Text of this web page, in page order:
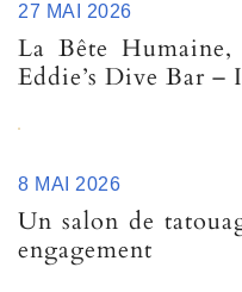
27 MAI 2026
La Bête
Eddie’s Dive Bar –
8 MAI 2026
Un salon de
engagement